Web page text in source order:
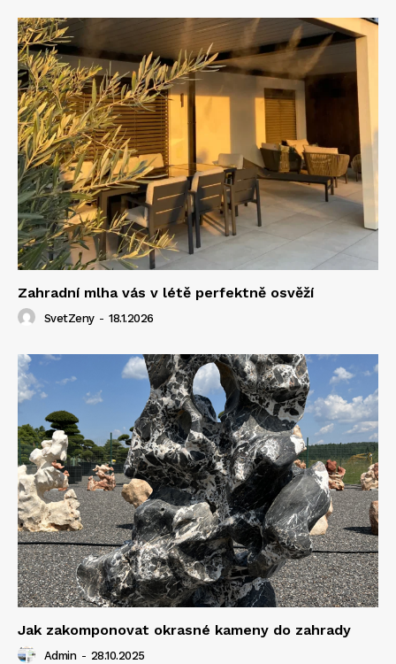
Zahradní mlha vás v létě perfektně osvěží
SvetZeny - 18.1.2026
Jak zakomponovat okrasné kameny do zahrady
Admin - 28.10.2025